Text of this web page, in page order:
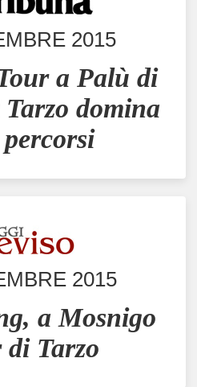
2015
a Palù di
domina
2015
a Mosnigo
di Tarzo